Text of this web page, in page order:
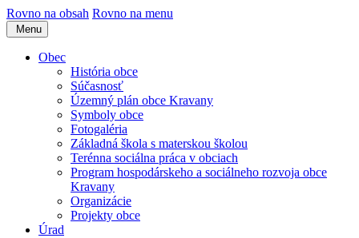
Rovno na obsah Rovno na menu
Menu
Obec
História obce
Súčasnosť
Územný plán obce Kravany
Symboly obce
Fotogaléria
Základná škola s materskou školou
Terénna sociálna práca v obciach
Program hospodárskeho a sociálneho rozvoja obce
Kravany
Organizácie
Projekty obce
Úrad